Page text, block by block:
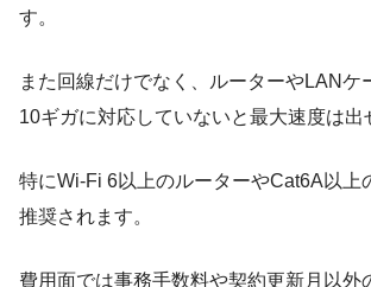
す。
また回線だけでなく、ルーターやLANケ
10ギガに対応していないと最大速度は出
特にWi-Fi 6以上のルーターやCat6A以上
推奨されます。
費用面では事務手数料や契約更新月以外